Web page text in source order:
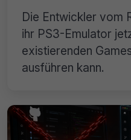
Die Entwickler vom
ihr PS3-Emulator
existierenden
ausführen kann.